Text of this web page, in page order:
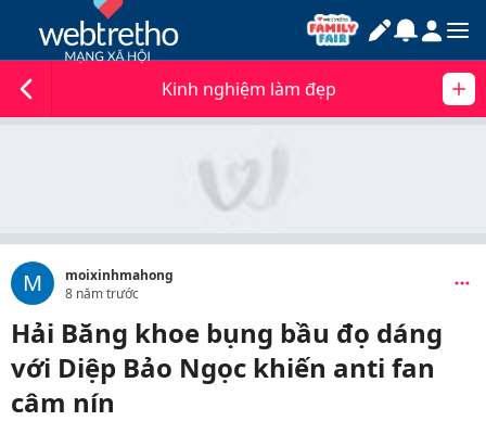
Kinh nghiệm làm đẹp
M
moixinhmahong
8 năm trước
Hải Băng khoe bụng bầu đọ dáng
với Diệp Bảo Ngọc khiến anti fan
câm nín